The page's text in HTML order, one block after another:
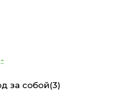
-
за собой(3)